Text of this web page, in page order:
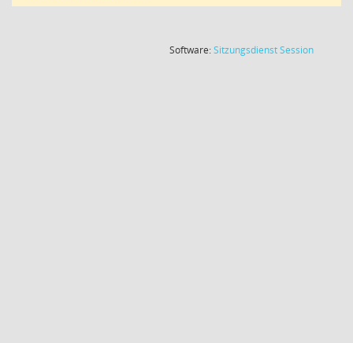
Software:SitzungsdienstSession(Wird in